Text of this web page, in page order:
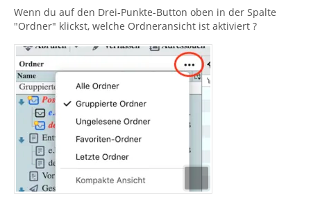
Wenn du auf den Drei-Punkte-Button oben in der Spalte
"Ordner" klickst, welche Ordneransicht ist aktiviert ?